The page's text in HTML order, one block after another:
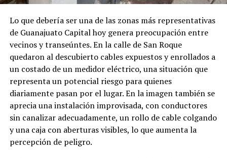
Lo que debería ser una de las zonas más representativas
de Guanajuato Capital hoy genera preocupación entre
vecinos y transeúntes. En la calle de San Roque
quedaron al descubierto cables expuestos y enrollados a
un costado de un medidor eléctrico, una situación que
representa un potencial riesgo para quienes
diariamente pasan por el lugar. En la imagen también se
aprecia una instalación improvisada, con conductores
sin canalizar adecuadamente, un rollo de cable colgando
y una caja con aberturas visibles, lo que aumenta la
percepción de peligro.